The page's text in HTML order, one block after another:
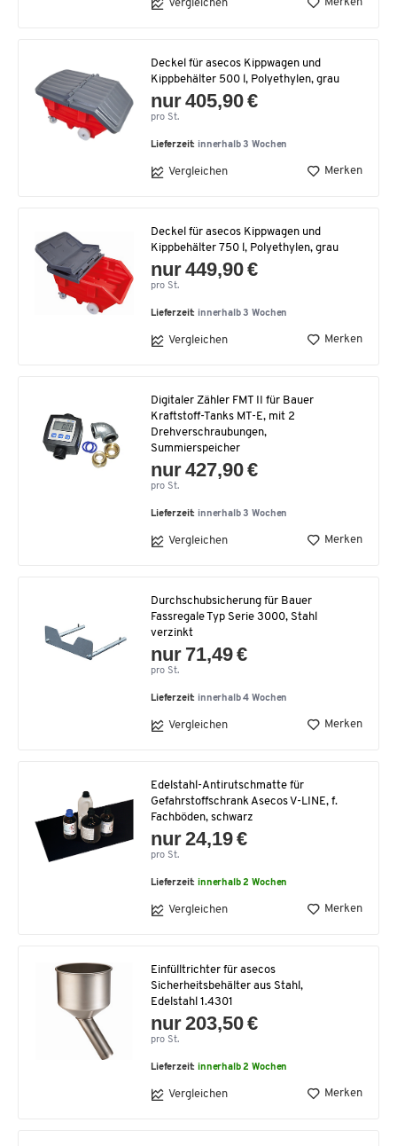
Vergleichen Merken
Deckel für asecos Kippwagen und
Kippbehälter 500 l, Polyethylen, grau
nur 405,90 €
pro St.
Lieferzeit: innerhalb 3 Wochen
Vergleichen Merken
Deckel für asecos Kippwagen und
Kippbehälter 750 l, Polyethylen, grau
nur 449,90 €
pro St.
Lieferzeit: innerhalb 3 Wochen
Vergleichen Merken
Digitaler Zähler FMT II für Bauer
Kraftstoff-Tanks MT-E, mit 2
Drehverschraubungen,
Summierspeicher
nur 427,90 €
pro St.
Lieferzeit: innerhalb 3 Wochen
Vergleichen Merken
Durchschubsicherung für Bauer
Fassregale Typ Serie 3000, Stahl
verzinkt
nur 71,49 €
pro St.
Lieferzeit: innerhalb 4 Wochen
Vergleichen Merken
Edelstahl-Antirutschmatte für
Gefahrstoffschrank Asecos V-LINE, f.
Fachböden, schwarz
nur 24,19 €
pro St.
Lieferzeit:innerhalb 2 Wochen
Vergleichen Merken
Einfülltrichter für asecos
Sicherheitsbehälter aus Stahl,
Edelstahl 1.4301
nur 203,50 €
pro St.
Lieferzeit:innerhalb 2 Wochen
Vergleichen Merken